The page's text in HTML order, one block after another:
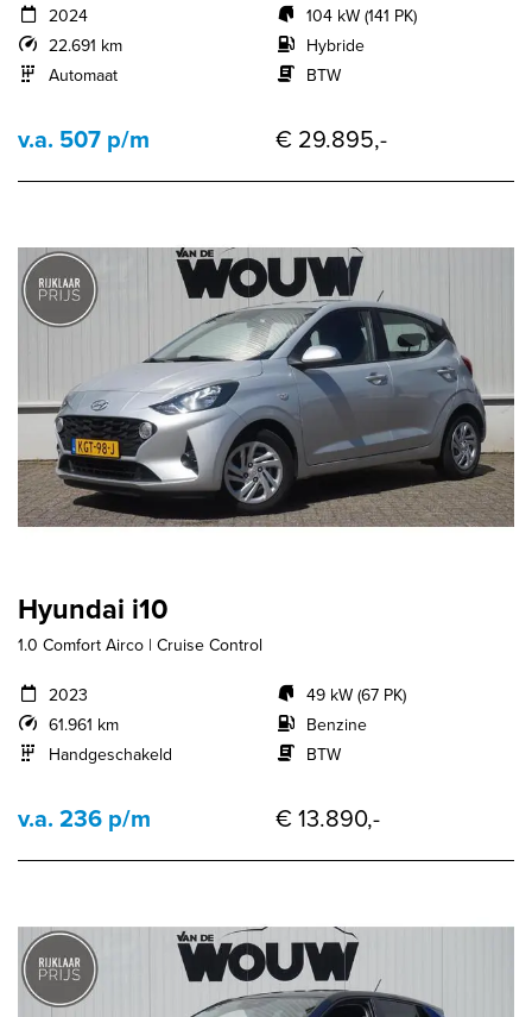
2024
22.691 km
Automaat
104 kW (141 PK)
Hybride
BTW
v.a. 507 p/m € 29.895,-
Hyundai i10
1.0 Comfort Airco | Cruise Control
2023
61.961 km
Handgeschakeld
49 kW (67 PK)
Benzine
BTW
v.a. 236 p/m € 13.890,-